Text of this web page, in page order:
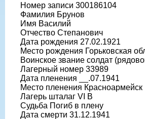
Номер записи 300186104
Фамилия Брунов
Имя Василий
Отчество Степанович
Дата рождения 27.02.1921
Место рождения Горьковская
Воинское звание солдат
Лагерный номер 33989
Дата пленения __.07.1941
Место пленения Красноармейск
Лагерь шталаг VI B
Судьба Погиб в плену
Дата смерти 31.12.1941